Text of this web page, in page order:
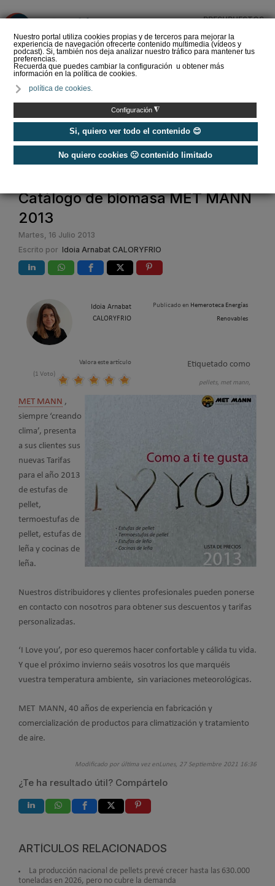
Nuestro portal utiliza cookies propias y de terceros para mejorar la
experiencia de navegación ofrecerte contenido multimedia (vídeos y
podcast). Si, también nos deja analizar nuestro tráfico para mantener tus
preferencias.
Recuerda que puedes cambiar la configuración u obtener más
información en la política de cookies.
política de cookies.
Configuración ◮
Si, quiero ver todo el contenido 😊
No quiero cookies 🙁 contenido limitado
PRESUPUESTOS
¿Cómo agilizar trámites?
Catálogo de biomasa MET MANN
2013
Martes, 16 Julio 2013
Escrito por Idoia Arnabat CALORYFRIO
Idoia Arnabat
CALORYFRIO
Publicado en Hemeroteca Energías
Renovables
Valora este artículo
(1 Voto)
Etiquetado como
pellets, met mann,
MET MANN ,
siempre ‘creando
clima’, presenta
a sus clientes sus
nuevas Tarifas
para el año 2013
de estufas de
pellet,
termoestufas de
pellet, estufas de
leña y cocinas de
leña.
Nuestros distribuidores y clientes profesionales pueden ponerse
en contacto con nosotros para obtener sus descuentos y tarifas
personalizadas.
‘I Love you’, por eso queremos hacer confortable y cálida tu vida.
Y que el próximo invierno seáis vosotros los que marquéis
vuestra temperatura ambiente, sin variaciones meteorológicas.
MET MANN, 40 años de experiencia en fabricación y
comercialización de productos para climatización y tratamiento
de aire.
Modificado por última vez enLunes, 27 Septiembre 2021 16:36
¿Te ha resultado útil? Compártelo
ARTÍCULOS RELACIONADOS
La producción nacional de pellets prevé crecer hasta las 630.000
toneladas en 2026, pero no cubre la demanda